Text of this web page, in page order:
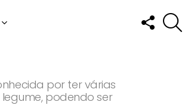
FOLLOW
US
por ter várias
podendo ser